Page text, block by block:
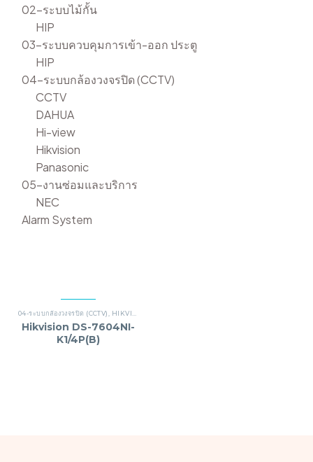
02-ระบบไม้กั้น
HIP
03-ระบบควบคุมการเข้า-ออก ประตู
HIP
04-ระบบกล้องวงจรปิด (CCTV)
CCTV
DAHUA
Hi-view
Hikvision
Panasonic
05-งานซ่อมและบริการ
NEC
Alarm System
04-ระบบกล้องวงจรปิด (CCTV) HIKVISION
Hikvision DS-7604NI-
K1/4P(B)